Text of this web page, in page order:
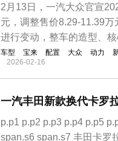
2月13日，一汽大众官宣
元，调整售价8.29-11.39
进行变动，整车的造型、核
车型 宝来 配置 大众 动力
2026-02-16
一汽丰田新款换代卡罗
p.p1 p.p2 p.p3 p.p4 p.p5
span.s6 span.s7 丰田卡罗